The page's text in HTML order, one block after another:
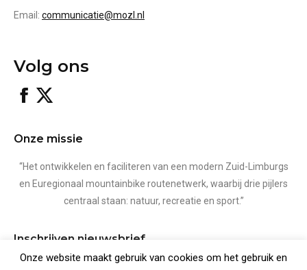
Email: communicatie@mozl.nl
Volg ons
MOZL
in
new
window
Onze missie
“Het ontwikkelen en faciliteren van een modern Zuid-Limburgs
en Euregionaal mountainbike routenetwerk, waarbij drie pijlers
centraal staan: natuur, recreatie en sport.”
Inschrijven nieuwsbrief
Onze website maakt gebruik van cookies om het gebruik en